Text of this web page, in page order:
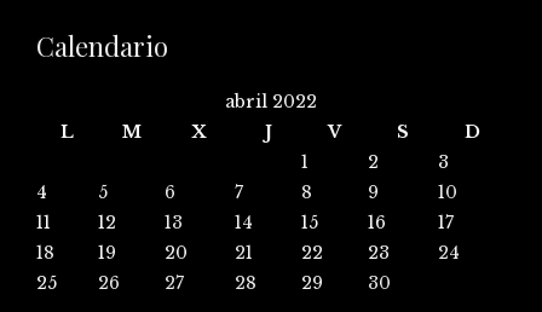
Calendario
abril 2022
L
M X J V S
D
1
2
3
4
5 6 7 8 9
10
11
12 13 14 15 16
17
18
19 20 21 22 23
24
25
26 27 28 29 30